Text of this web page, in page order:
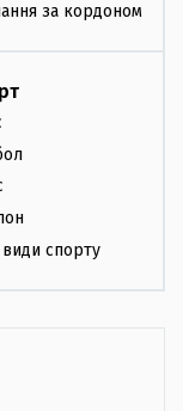
за кордоном
види спорту